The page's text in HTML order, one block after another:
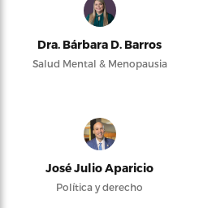
Dra. Bárbara D. Barros
Salud Mental & Menopausia
José Julio Aparicio
Política y derecho